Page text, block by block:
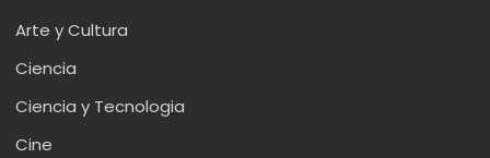
Arte y Cultura
Ciencia
Ciencia y Tecnologia
Cine